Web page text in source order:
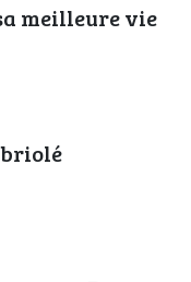
meilleure vie